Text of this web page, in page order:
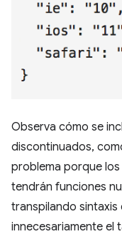
Observa cómo se
discontinuados,
problema porque
tendrán funciones
transpilando sintaxis
innecesariamente el